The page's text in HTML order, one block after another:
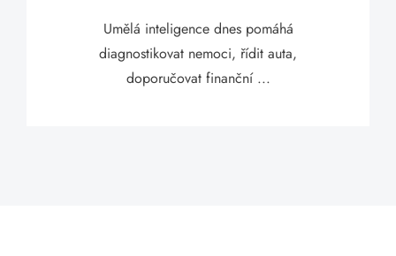
Umělá inteligence dnes pomáhá
diagnostikovat nemoci, řídit auta,
doporučovat finanční ...